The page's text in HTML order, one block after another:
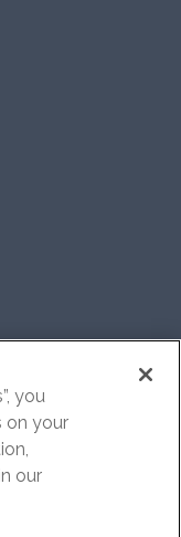
you
on your
our